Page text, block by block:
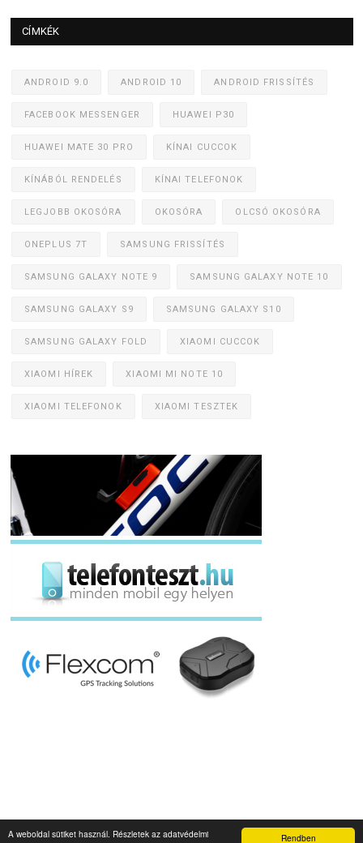
Rendben
A weboldal sütiket használ. Részletek az adatvédelmi
CÍMKÉK
ANDROID 9.0 ANDROID 10 ANDROID FRISSÍTÉS
FACEBOOK MESSENGER HUAWEI P30
HUAWEI MATE 30 PRO KÍNAI CUCCOK
KÍNÁBÓL RENDELÉS KÍNAI TELEFONOK
LEGJOBB OKOSÓRA OKOSÓRA OLCSÓ OKOSÓRA
ONEPLUS 7T SAMSUNG FRISSÍTÉS
SAMSUNG GALAXY NOTE 9 SAMSUNG GALAXY NOTE 10
SAMSUNG GALAXY S9 SAMSUNG GALAXY S10
SAMSUNG GALAXY FOLD XIAOMI CUCCOK
XIAOMI HÍREK XIAOMI MI NOTE 10
XIAOMI TELEFONOK XIAOMI TESZTEK